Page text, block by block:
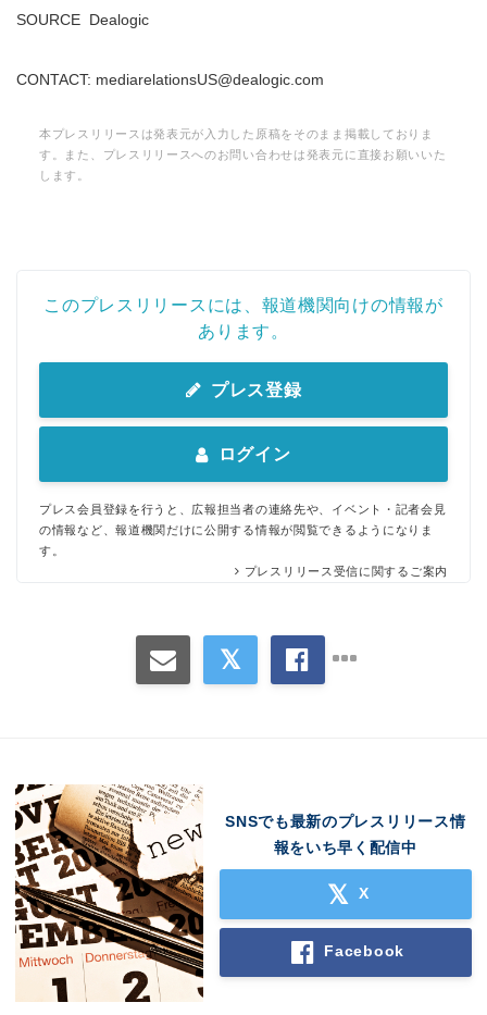
SOURCE Dealogic
CONTACT: mediarelationsUS@dealogic.com
本プレスリリースは発表元が入力した原稿をそのまま掲載しておりま
す。また、プレスリリースへのお問い合わせは発表元に直接お願いいた
します。
このプレスリリースには、報道機関向けの情報が
あります。
プレス登録
ログイン
プレス会員登録を行うと、広報担当者の連絡先や、イベント・記者会見
の情報など、報道機関だけに公開する情報が閲覧できるようになりま
す。
プレスリリース受信に関するご案内
SNSでも最新のプレスリリース情
報をいち早く配信中
X
Facebook
English